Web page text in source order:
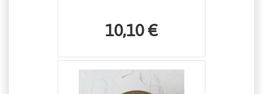
10,10 €